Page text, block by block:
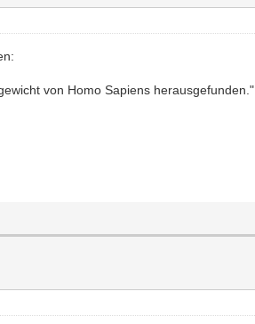
von Homo Sapiens herausgefunden."